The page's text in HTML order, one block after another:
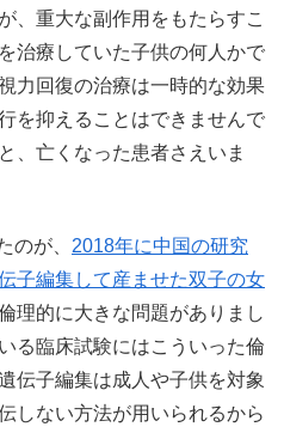
、重大な副作用をもたらすこ
治療していた子供の何人かで
力回復の治療は一時的な効果
を抑えることはできませんで
、亡くなった患者さえいま
のが、 2018年に中国の研究
子編集して産ませた双子の女
理的に大きな問題がありまし
る臨床試験にはこういった倫
伝子編集は成人や子供を対象
しない方法が用いられるから